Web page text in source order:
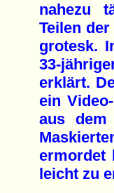
nahezu
Teilen
grotesk.
33-
erklärt.
ein
aus dem
ermordet
leicht zu